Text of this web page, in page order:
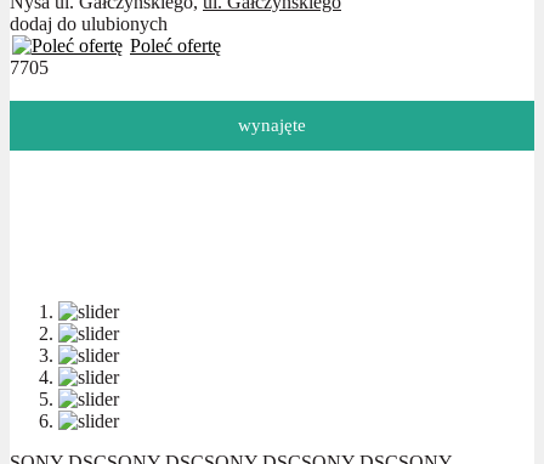
dodaj do ulubionych
Poleć ofertę
7705
wynajęte